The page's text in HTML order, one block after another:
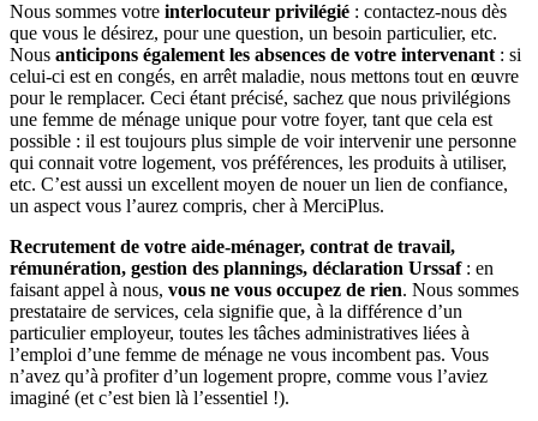
Nous sommes votre interlocuteur privilégié : contactez-nous dès
que vous le désirez, pour une question, un besoin particulier, etc.
Nous anticipons également les absences de votre intervenant : si
celui-ci est en congés, en arrêt maladie, nous mettons tout en œuvre
pour le remplacer. Ceci étant précisé, sachez que nous privilégions
une femme de ménage unique pour votre foyer, tant que cela est
possible : il est toujours plus simple de voir intervenir une personne
qui connait votre logement, vos préférences, les produits à utiliser,
etc. C’est aussi un excellent moyen de nouer un lien de confiance,
un aspect vous l’aurez compris, cher à MerciPlus.
Recrutement de votre aide-ménager, contrat de travail,
rémunération, gestion des plannings, déclaration Urssaf: en
faisant appel à nous, vous ne vous occupez de rien. Nous sommes
prestataire de services, cela signifie que, à la différence d’un
particulier employeur, toutes les tâches administratives liées à
l’emploi d’une femme de ménage ne vous incombent pas. Vous
n’avez qu’à profiter d’un logement propre, comme vous l’aviez
imaginé (et c’est bien là l’essentiel !).